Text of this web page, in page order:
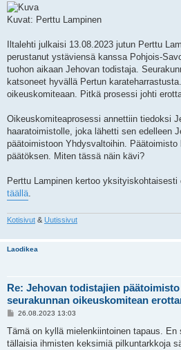
e
s
t
Kuvat: Perttu Lampinen
Iltalehti julkaisi 13.08.2023 jutun Perttu
perustanut ystäviensä kanssa Pohjois-
tuohon aikaan Jehovan todistaja.
katsoneet hyvällä Pertun
oikeuskomiteaan. Pitkä prosessi johti
Oikeuskomiteaprosessi annettiin tiedoksi
haaratoimistolle, joka lähetti sen edelleen
päätoimistoon Yhdysvaltoihin.
päätöksen. Miten tässä näin kävi?
Perttu Lampinen kertoo
täällä.
Kotisivut & Uutissivut
Laodikea
Re: Jehovan todistajien
seurakunnan oikeuskomitean
V
e
t
26.08.2023 13:03
Tämä on kyllä mielenkiintoinen tapaus.
tällaisia ihmisten keksimiä pilkuntarkkoja